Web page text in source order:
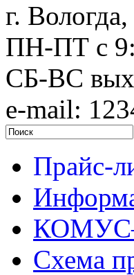
г.
ПН-ПТ c
СБ-ВС
e-mail:
Прайс-
Схема